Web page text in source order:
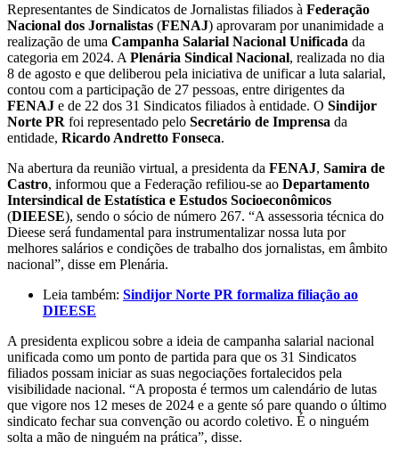
Representantes de Sindicatos de Jornalistas filiados à Federação
Nacional dos Jornalistas (FENAJ) aprovaram por unanimidade a
realização de uma Campanha Salarial Nacional Unificada da
categoria em 2024. A Plenária Sindical Nacional, realizada no dia
8 de agosto e que deliberou pela iniciativa de unificar a luta salarial,
contou com a participação de 27 pessoas, entre dirigentes da
FENAJ e de 22 dos 31 Sindicatos filiados à entidade. O Sindijor
Norte PR foi representado pelo Secretário de Imprensa da
entidade, Ricardo Andretto Fonseca.
Na abertura da reunião virtual, a presidenta da FENAJ, Samira de
Castro, informou que a Federação refiliou-se ao Departamento
Intersindical de Estatística e Estudos Socioeconômicos
(DIEESE), sendo o sócio de número 267. “A assessoria técnica do
Dieese será fundamental para instrumentalizar nossa luta por
melhores salários e condições de trabalho dos jornalistas, em âmbito
nacional”, disse em Plenária.
Leia também: Sindijor Norte PR formaliza filiação ao
DIEESE
A presidenta explicou sobre a ideia de campanha salarial nacional
unificada como um ponto de partida para que os 31 Sindicatos
filiados possam iniciar as suas negociações fortalecidos pela
visibilidade nacional. “A proposta é termos um calendário de lutas
que vigore nos 12 meses de 2024 e a gente só pare quando o último
sindicato fechar sua convenção ou acordo coletivo. É o ninguém
solta a mão de ninguém na prática”, disse.